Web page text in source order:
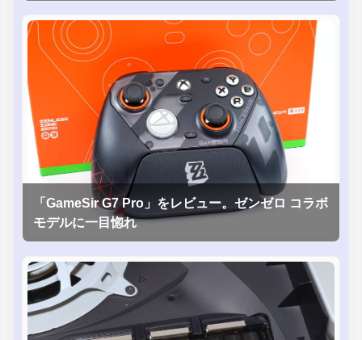
「GameSir G7 Pro」をレビュー。ゼンゼロ コラボ
モデルに一目惚れ